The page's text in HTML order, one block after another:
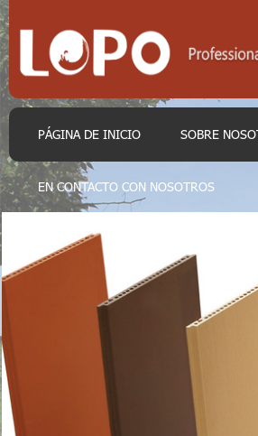
PÁGINA DE INICIO SOBRE
EN CONTACTO CON NOSOTROS